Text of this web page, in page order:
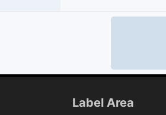
Label Area